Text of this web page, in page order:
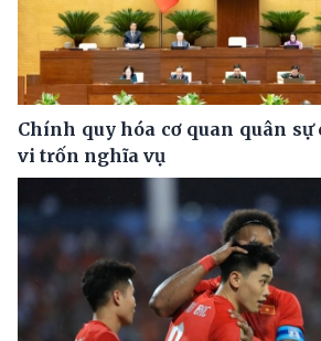
Chính quy hóa cơ quan quân sự
vi trốn nghĩa vụ